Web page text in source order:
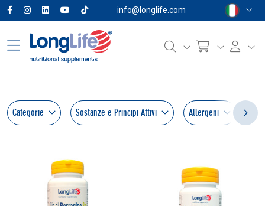
info@longlife.com
Categorie Sostanze e Principi Attivi Allergeni